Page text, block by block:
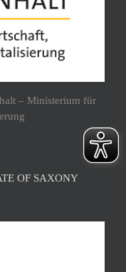
– Ministerium für
OF SAXONY